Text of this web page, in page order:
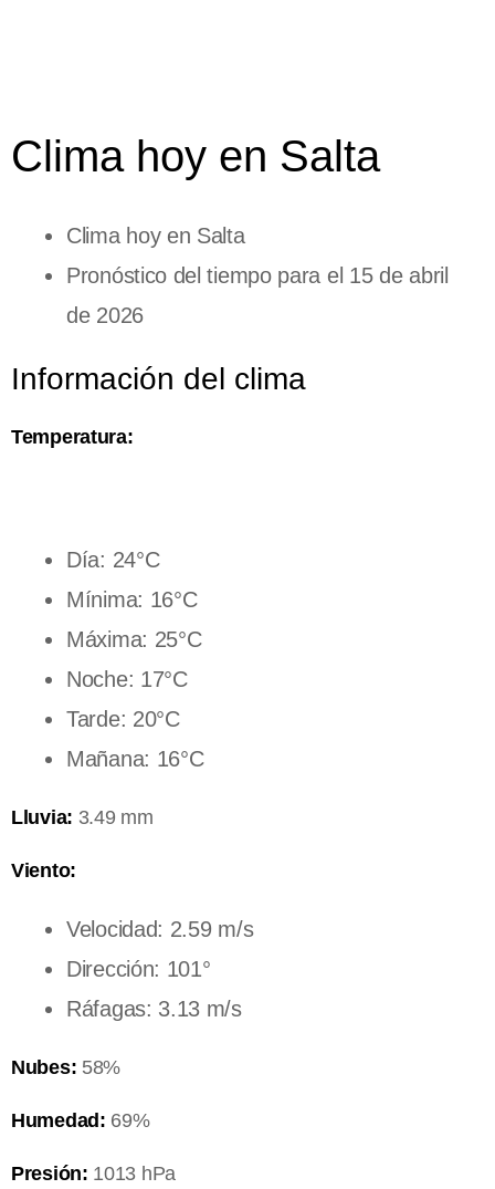
Clima hoy en Salta
Clima hoy en Salta
Pronóstico del tiempo para el 15 de abril
de 2026
Información del clima
Temperatura:
Día: 24°C
Mínima: 16°C
Máxima: 25°C
Noche: 17°C
Tarde: 20°C
Mañana: 16°C
Lluvia: 3.49 mm
Viento:
Velocidad: 2.59 m/s
Dirección: 101°
Ráfagas: 3.13 m/s
Nubes: 58%
Humedad: 69%
Presión: 1013 hPa